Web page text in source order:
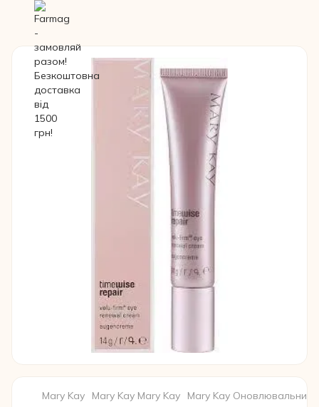
Mary Kay Mary Kay Mary Kay Mary Kay Оновлювальний